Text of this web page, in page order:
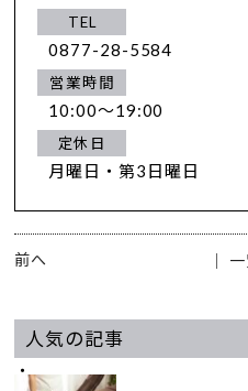
TEL
0877-28-5584
営業時間
10:00～19:00
定休日
月曜日・第3日曜日
前へ │
人気の記事